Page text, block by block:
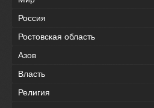
Россия
Ростовская область
Азов
Власть
Религия